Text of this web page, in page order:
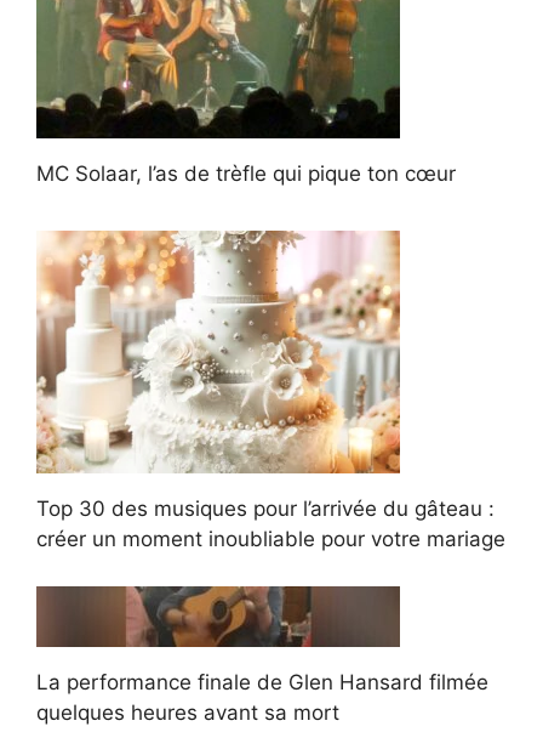
MC Solaar, l’as de trèfle qui pique ton cœur
Top 30 des musiques pour l’arrivée du gâteau :
créer un moment inoubliable pour votre mariage
La performance finale de Glen Hansard filmée
quelques heures avant sa mort